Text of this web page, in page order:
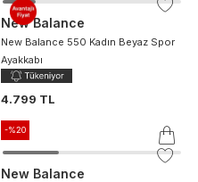
New Balance
New Balance 550 Kadın Beyaz Spor
Ayakkabı
4.799 TL
-%20
New Balance